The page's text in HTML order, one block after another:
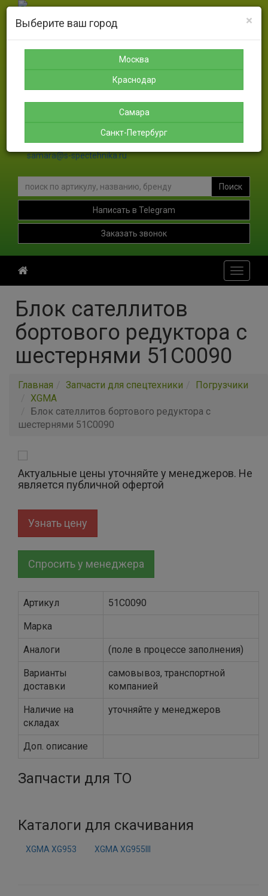
Москва
Санкт-
Петербург
366-07-
sales@s-spectehnika.ru
krasnodar@s-spectehnika.ru
samara@s-spectehnika.ru
Поиск
Написать в Telegram
Заказать звонок
Toggle
Блок сателлитов
бортового редуктора с
шестернями 51C0090
Главная Запчасти для спецтехники
Погрузчики
XGMA
Блок сателлитов бортового редуктора с
шестернями 51C0090
Актуальные цены уточняйте у менеджеров. Не
является публичной офертой
Узнать цену
Спросить у менеджера
Артикул 51C0090
Марка
Аналоги (поле в процессе заполнения)
Варианты
доставки
самовывоз, транспортной
компанией
Наличие на
складах
уточняйте у менеджеров
Доп. описание
Запчасти для ТО
Каталоги для скачивания
XGMA XG953 XGMA XG955III
×
Выберите ваш город
Москва
Краснодар
Самара
Санкт-Петербург